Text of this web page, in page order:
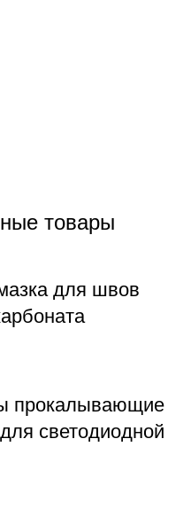
товары
для швов
прокалывающие
светодиодной